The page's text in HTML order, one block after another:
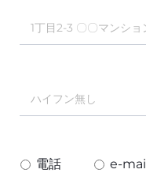
電話 e-mail